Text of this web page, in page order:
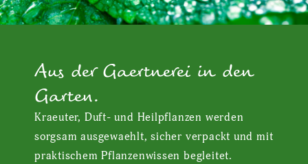
Aus der Gaertnerei in den
Garten.
Kraeuter, Duft- und Heilpflanzen werden
sorgsam ausgewaehlt, sicher verpackt und mit
praktischem Pflanzenwissen begleitet.